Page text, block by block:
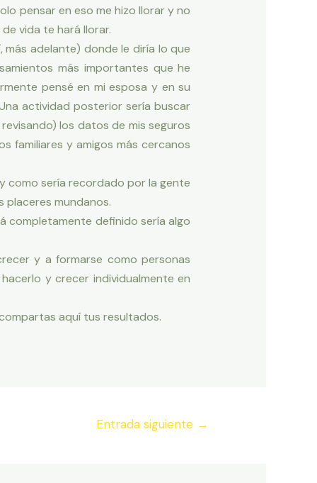
pensar en eso me hizo llorar y no
vida te hará llorar.
adelante) donde le diría lo que
más importantes que he
pensé en mi esposa y en su
actividad posterior sería buscar
los datos de mis seguros
familiares y amigos más cercanos
como sería recordado por la gente
placeres mundanos.
completamente definido sería algo
y a formarse como personas
y crecer individualmente en
aquí tus resultados.
Entrada siguiente →